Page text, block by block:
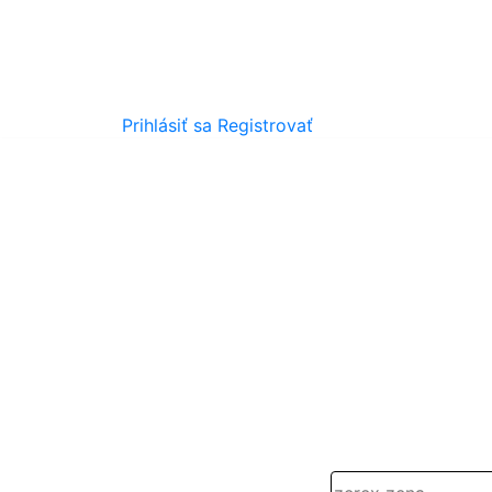
Prihlásiť sa Registrovať